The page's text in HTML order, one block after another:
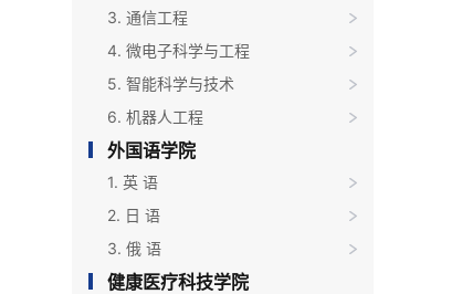
3. 通信工程
4. 微电子科学与工程
5. 智能科学与技术
6. 机器人工程
外国语学院
1. 英 语
2. 日 语
3. 俄 语
健康医疗科技学院